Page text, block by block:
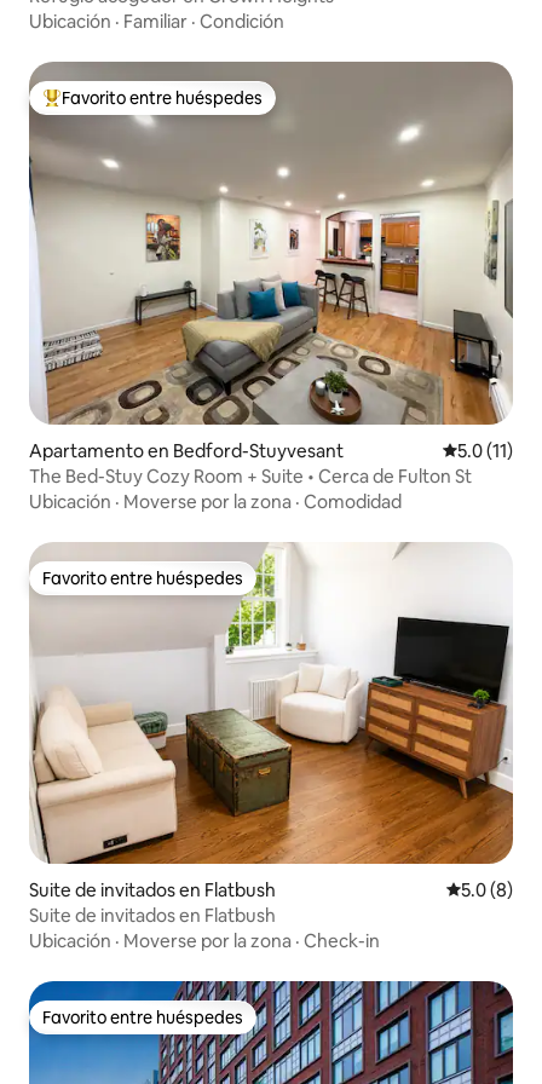
Ubicación · Familiar · Condición
Favorito entre huéspedes preferido
Favorito entre huéspedes
Apartamento en Bedford-Stuyvesant Calificación
5.0 (11)
The Bed-Stuy Cozy Room + Suite • Cerca de Fulton St
Ubicación · Moverse por la zona · Comodidad
Favorito entre huéspedes
Favorito entre huéspedes
Suite de invitados en Flatbush
5.0 (8)
Suite de invitados en Flatbush
Ubicación · Moverse por la zona · Check-in
Favorito entre huéspedes
Favorito entre huéspedes